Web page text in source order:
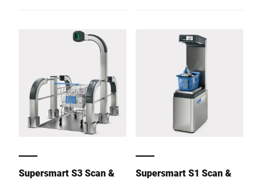
automatisch hygienischer,
schneller und sicherer.
Supersmart S3 Scan &
Supersmart S1 Scan &